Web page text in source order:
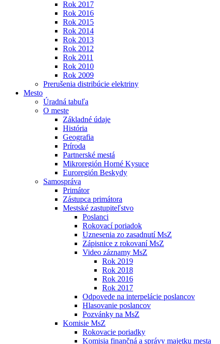
Rok 2017
Rok 2016
Rok 2015
Rok 2014
Rok 2013
Rok 2012
Rok 2011
Rok 2010
Rok 2009
Prerušenia distribúcie elektriny
Mesto
Úradná tabuľa
O meste
Základné údaje
História
Geografia
Príroda
Partnerské mestá
Mikroregión Horné Kysuce
Euroregión Beskydy
Samospráva
Primátor
Zástupca primátora
Mestské zastupiteľstvo
Poslanci
Rokovací poriadok
Uznesenia zo zasadnutí MsZ
Zápisnice z rokovaní MsZ
Video záznamy MsZ
Rok 2019
Rok 2018
Rok 2016
Rok 2017
Odpovede na interpelácie poslancov
Hlasovanie poslancov
Pozvánky na MsZ
Komisie MsZ
Rokovacie poriadky
Komisia finančná a správy majetku mesta